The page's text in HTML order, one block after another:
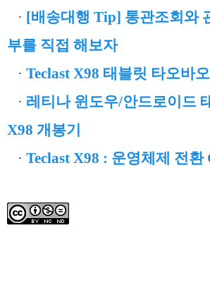
· [배송대행 Tip] 통관조회와
부를 직접 해보자
· Teclast X98 태블릿 타오바
· 레티나 윈도우/안드로이드
X98 개봉기
· Teclast X98 : 운영체제 전환